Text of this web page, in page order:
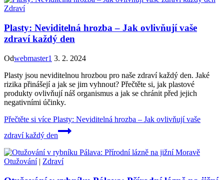
Zdraví
Plasty: Neviditelná hrozba – Jak ovlivňují vaše
zdraví každý den
Odwebmaster1 3. 2. 2024
Plasty jsou neviditelnou hrozbou pro naše zdraví každý den. Jaké
rizika přinášejí a jak se jim vyhnout? Přečtěte si, jak plastové
produkty ovlivňují náš organismus a jak se chránit před jejich
negativními účinky.
Přečtěte si více Plasty: Neviditelná hrozba – Jak ovlivňují vaše
zdraví každý den
Otužování| Zdraví